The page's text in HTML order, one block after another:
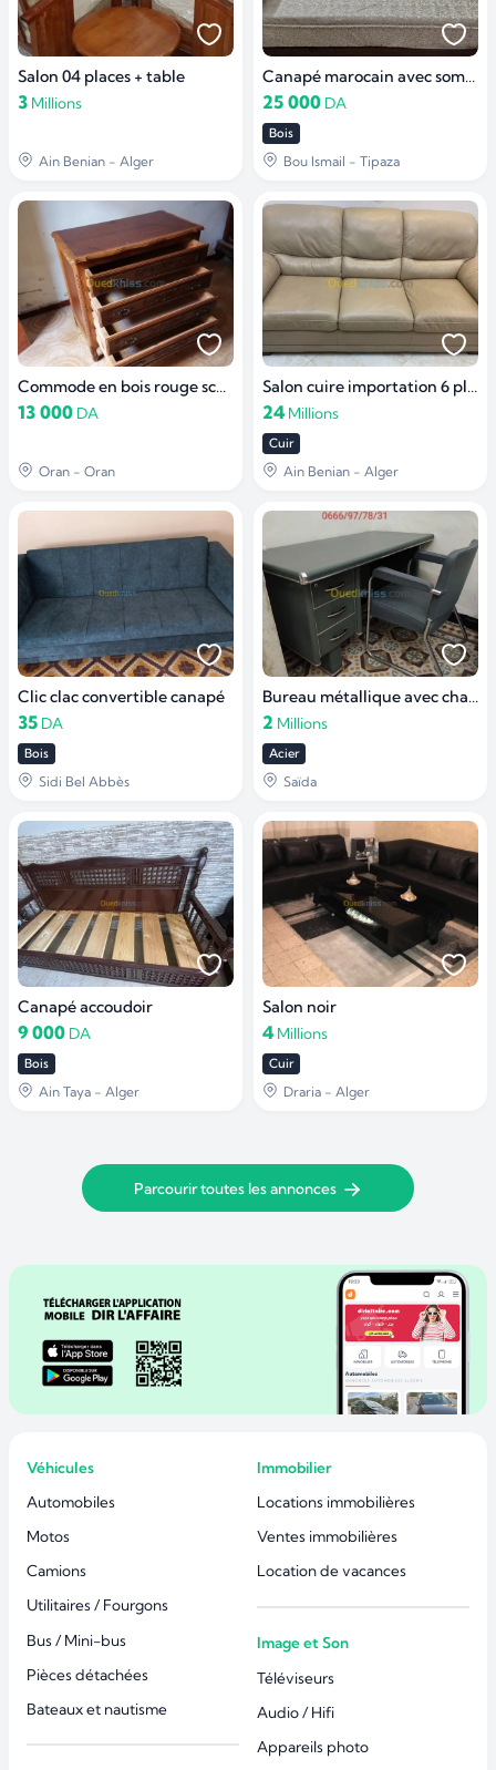
Salon 04 places + table
3 Millions
Ain Benian - Alger
Canapé marocain avec sommier
25 000 DA
Bois
Bou Ismail - Tipaza
Commode en bois rouge sculpté à vendre
13 000 DA
Oran - Oran
Salon cuire importation 6 places
24 Millions
Cuir
Ain Benian - Alger
Clic clac convertible canapé
35 DA
Bois
Sidi Bel Abbès
Bureau métallique avec chaise
2 Millions
Acier
Saïda
Canapé accoudoir
9 000 DA
Bois
Ain Taya - Alger
Salon noir
4 Millions
Cuir
Draria - Alger
Parcourir toutes les annonces
Véhicules
Automobiles
Motos
Camions
Utilitaires / Fourgons
Bus / Mini-bus
Pièces détachées
Bateaux et nautisme
Immobilier
Locations immobilières
Ventes immobilières
Location de vacances
Image et Son
Téléviseurs
Audio / Hifi
Appareils photo